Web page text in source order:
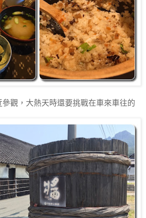
參觀，大熱天時還要挑戰在車來車往的